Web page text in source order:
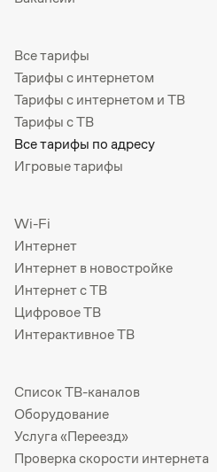
Все тарифы
Тарифы с интернетом
Тарифы с интернетом и ТВ
Тарифы с ТВ
Все тарифы по адресу
Игровые тарифы
Wi-Fi
Интернет
Интернет в новостройке
Интернет с ТВ
Цифровое ТВ
Интерактивное ТВ
Список ТВ-каналов
Оборудование
Услуга «Переезд»
Проверка скорости интернета